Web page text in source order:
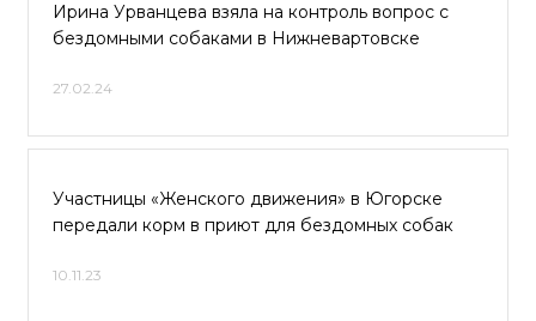
Ирина Урванцева взяла на контроль вопрос с
бездомными собаками в Нижневартовске
27.02.24
Участницы «Женского движения» в Югорске
передали корм в приют для бездомных собак
10.11.23